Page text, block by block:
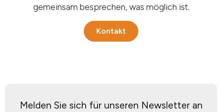
gemeinsam besprechen, was möglich ist.
Kontakt
Melden Sie sich für unseren Newsletter an